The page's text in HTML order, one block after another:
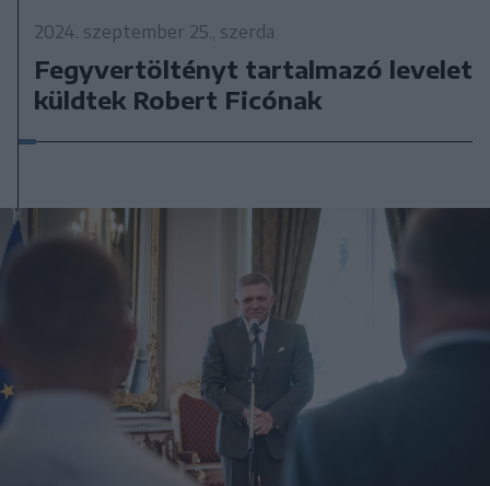
2024. szeptember 25., szerda
Fegyvertöltényt tartalmazó levelet
küldtek Robert Ficónak